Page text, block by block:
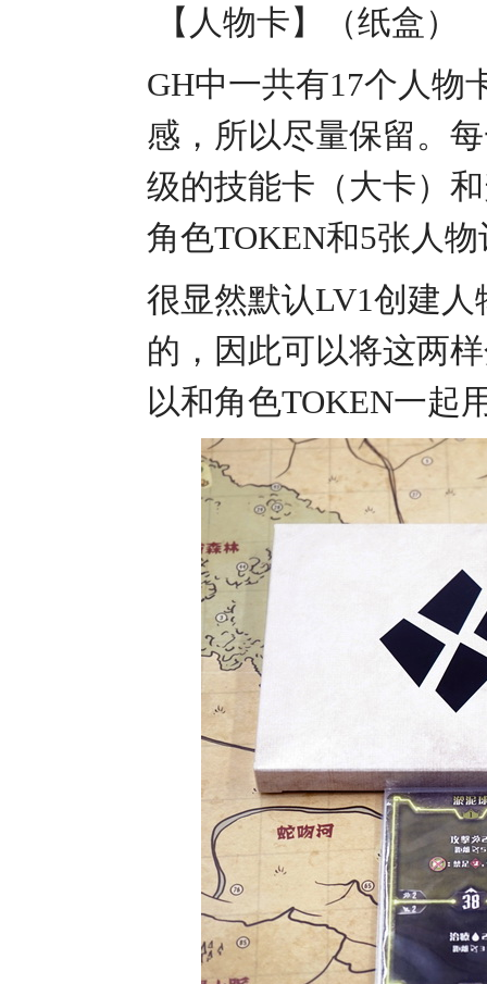
【人物卡】（纸盒）
GH中一共有17个人物
感，所以尽量保留。
级的技能卡（大卡）
角色TOKEN和5张人
很显然默认LV1创建
的，因此可以将这两
以和角色TOKEN一起